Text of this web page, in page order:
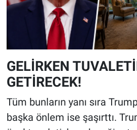
GELİRKEN
GETİRECEK!
Tüm bunların yanı sıra
başka önlem ise şaşırttı.